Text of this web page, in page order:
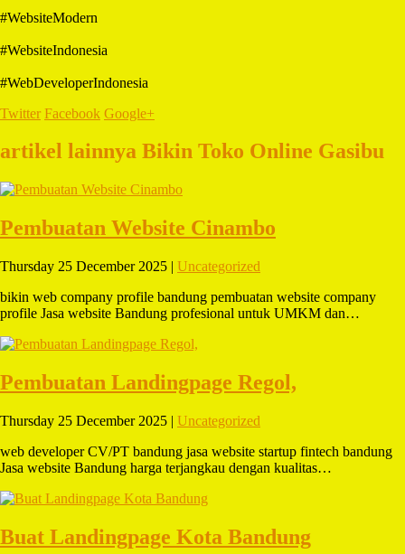
#WebsiteModern
#WebsiteIndonesia
#WebDeveloperIndonesia
Twitter Facebook Google+
artikel lainnya Bikin Toko Online Gasibu
Pembuatan Website Cinambo
Thursday 25 December 2025 | Uncategorized
bikin web company profile bandung pembuatan website company
profile Jasa website Bandung profesional untuk UMKM dan…
Pembuatan Landingpage Regol,
Thursday 25 December 2025 | Uncategorized
web developer CV/PT bandung jasa website startup fintech bandung
Jasa website Bandung harga terjangkau dengan kualitas…
Buat Landingpage Kota Bandung